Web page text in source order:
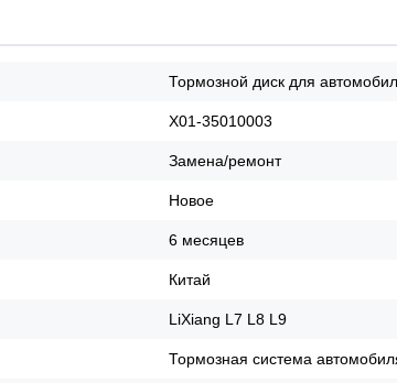
Тормозной диск для
X01-35010003
Замена/ремонт
Новое
6 месяцев
Китай
LiXiang L7 L8 L9
Тормозная система